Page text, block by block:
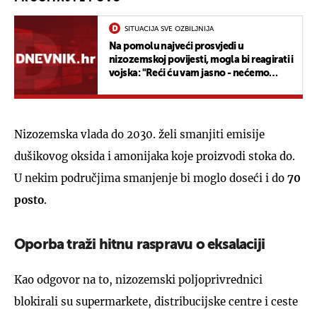
SITUACIJA SVE OZBILJNIJA
Na pomolu najveći prosvjedi u
nizozemskoj povijesti, mogla bi reagirati i
vojska: "Reći ću vam jasno - nećemo
Nizozemska vlada do 2030. želi smanjiti emisije
dušikovog oksida i amonijaka koje proizvodi stoka do.
U nekim područjima smanjenje bi moglo doseći i do 70
posto.
Oporba traži hitnu raspravu o eksalaciji
Kao odgovor na to, nizozemski poljoprivrednici
blokirali su supermarkete, distribucijske centre i ceste